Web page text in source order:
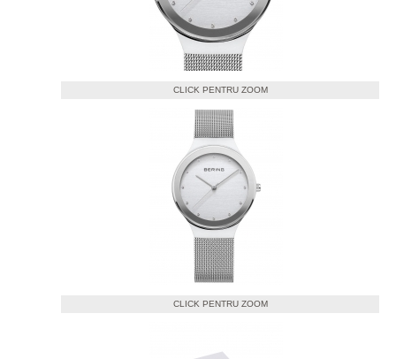
CLICK PENTRU ZOOM
CLICK PENTRU ZOOM